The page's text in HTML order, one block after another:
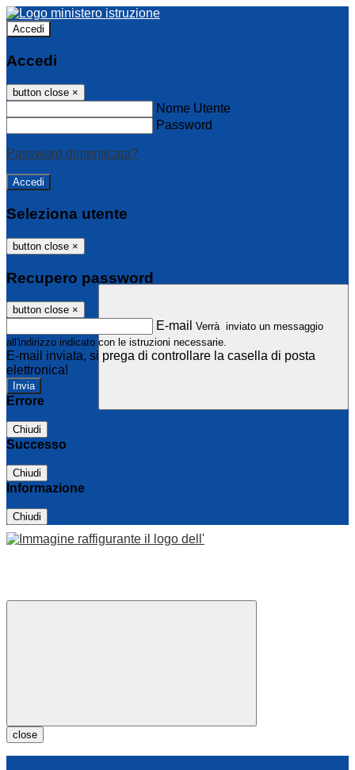
Accedi
Accedi
button close ×
Nome Utente
Password
Password dimenticata?
Seleziona utente
button close ×
Recupero password
button close ×
E-mail Verrà inviato un messaggio
all'indirizzo indicato con le istruzioni necessarie.
E-mail inviata, si prega di controllare la casella di posta
elettronica!
Errore
Chiudi
Successo
Chiudi
Informazione
Chiudi
close